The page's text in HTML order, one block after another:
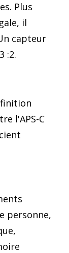
Plus
il
capteur
:2.
l'APS-C
personne,